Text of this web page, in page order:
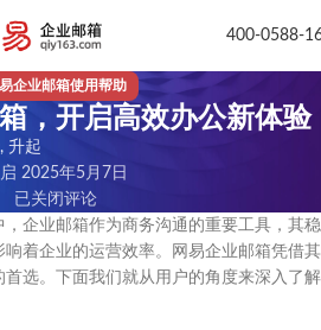
400-0588-
企业邮箱使用帮助
，开启高效办公新体验
升起
2025年5月7日
已关闭评论
企业邮箱作为商务沟通的重要工具，其稳
着企业的运营效率。网易企业邮箱凭借其
选。下面我们就从用户的角度来深入了解